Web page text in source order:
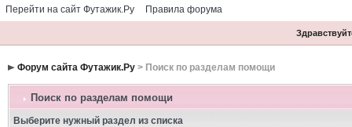
Перейти на сайт Футажик.Ру Правила форума
Форум сайта Футажик.Ру> Поиск по разделам помощи
Поиск по разделам помощи
Выберите нужный раздел из списка